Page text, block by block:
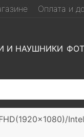
Оплата и
И НАУШНИКИ